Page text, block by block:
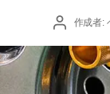
投
者
作成者: